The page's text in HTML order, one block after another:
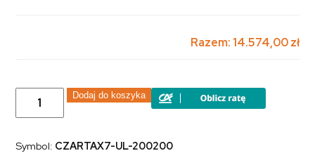
Razem: 14.574,00 zł
ilość
Materac
kieszeniowy
lateksem
Dodaj do koszyka
Symbol: CZARTAX7-UL-200200